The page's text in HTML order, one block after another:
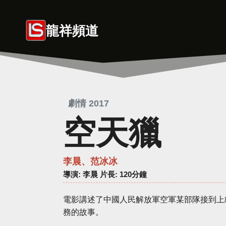
龍祥頻道
劇情 2017
空天獵
李晨、范冰冰
導演: 李晨 片長: 120分鐘
電影講述了中國人民解放軍空軍某部隊接到
務的故事。